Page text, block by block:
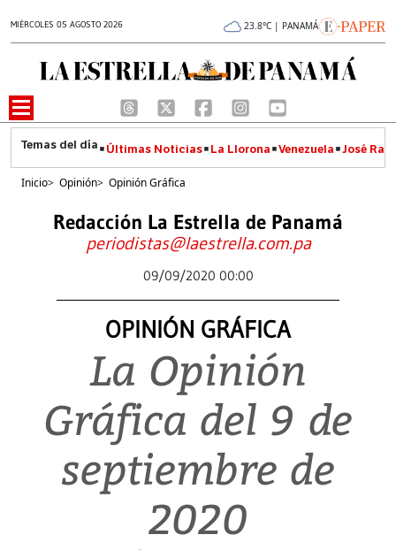
MIÉRCOLES 05 AGOSTO 2026 23.8°C | PANAMÁ
Últimas Noticias La Llorona Venezuela José
Inicio> Opinión> Opinión Gráfica
Redacción La Estrella de Panamá
periodistas@laestrella.com.pa
09/09/2020 00:00
OPINIÓN GRÁFICA
La Opinión
Gráfica del 9 de
septiembre de
2020